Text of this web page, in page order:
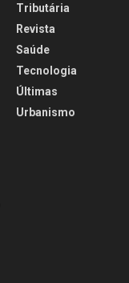
Tributária
Revista
Saúde
Tecnologia
Últimas
Urbanismo